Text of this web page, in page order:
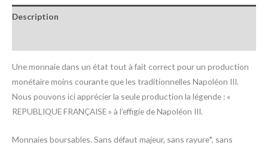
Description
Une monnaie dans un état tout à fait correct pour un production
monétaire moins courante que les traditionnelles Napoléon III.
Nous pouvons ici apprécier la seule production la légende : «
REPUBLIQUE FRANÇAISE » à l’effigie de Napoléon III.
Monnaies boursables. Sans défaut majeur, sans rayure*, sans